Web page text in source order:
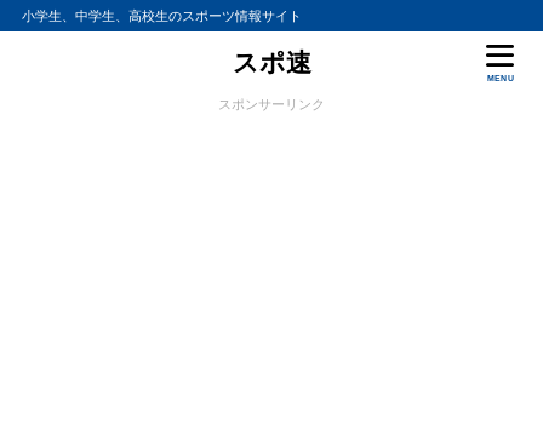
小学生、中学生、高校生のスポーツ情報サイト
スポ速
MENU
スポンサーリンク